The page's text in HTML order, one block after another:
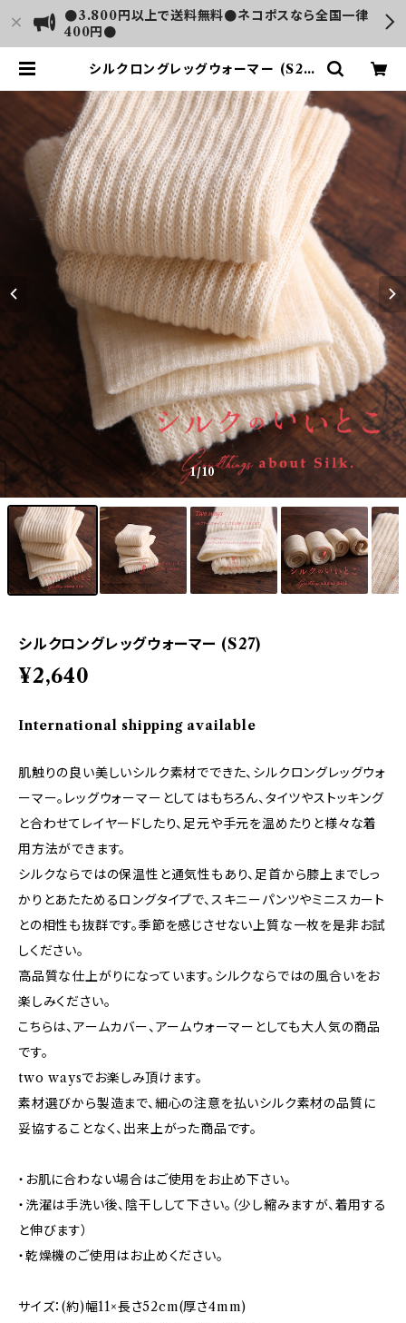
●3.800円以上で送料無料●ネコポスなら全国一律
400円●
シルクロングレッグウォーマー (S27)
1/10
シルクロングレッグウォーマー (S27)
¥2,640
International shipping available
肌触りの良い美しいシルク素材でできた、シルクロングレッグウォ
ーマー。レッグウォーマーとしてはもちろん、タイツやストッキング
と合わせてレイヤードしたり、足元や手元を温めたりと様々な着
用方法ができます。
シルクならではの保温性と通気性もあり、足首から膝上までしっ
かりとあたためるロングタイプで、スキニーパンツやミニスカート
との相性も抜群です。季節を感じさせない上質な一枚を是非お試
しください。
高品質な仕上がりになっています。シルクならではの風合いをお
楽しみください。
こちらは、アームカバー、アームウォーマーとしても大人気の商品
です。
two waysでお楽しみ頂けます。
素材選びから製造まで、細心の注意を払いシルク素材の品質に
妥協することなく、出来上がった商品です。
・お肌に合わない場合はご使用をお止め下さい。
・洗濯は手洗い後、陰干しして下さい。（少し縮みますが、着用する
と伸びます）
・乾燥機のご使用はお止めください。
サイズ：(約)幅11×長さ52cm(厚さ4mm)